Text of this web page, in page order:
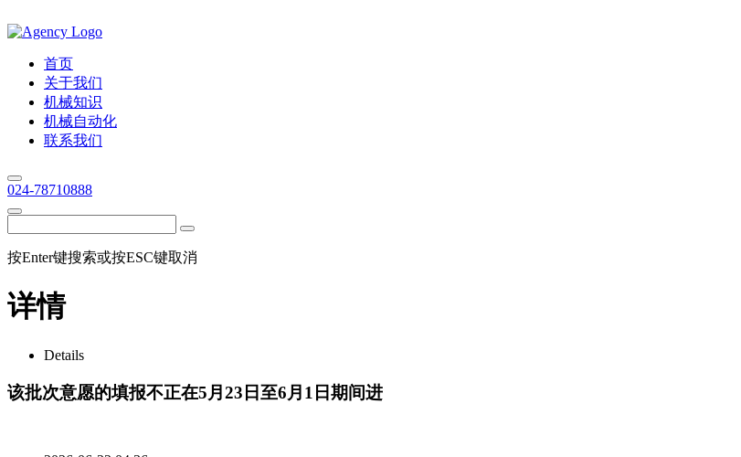
首页
关于我们
机械知识
机械自动化
联系我们
024-78710888
按Enter键搜索或按ESC键取消
详情
Details
该批次意愿的填报不正在5月23日至6月1日期间进